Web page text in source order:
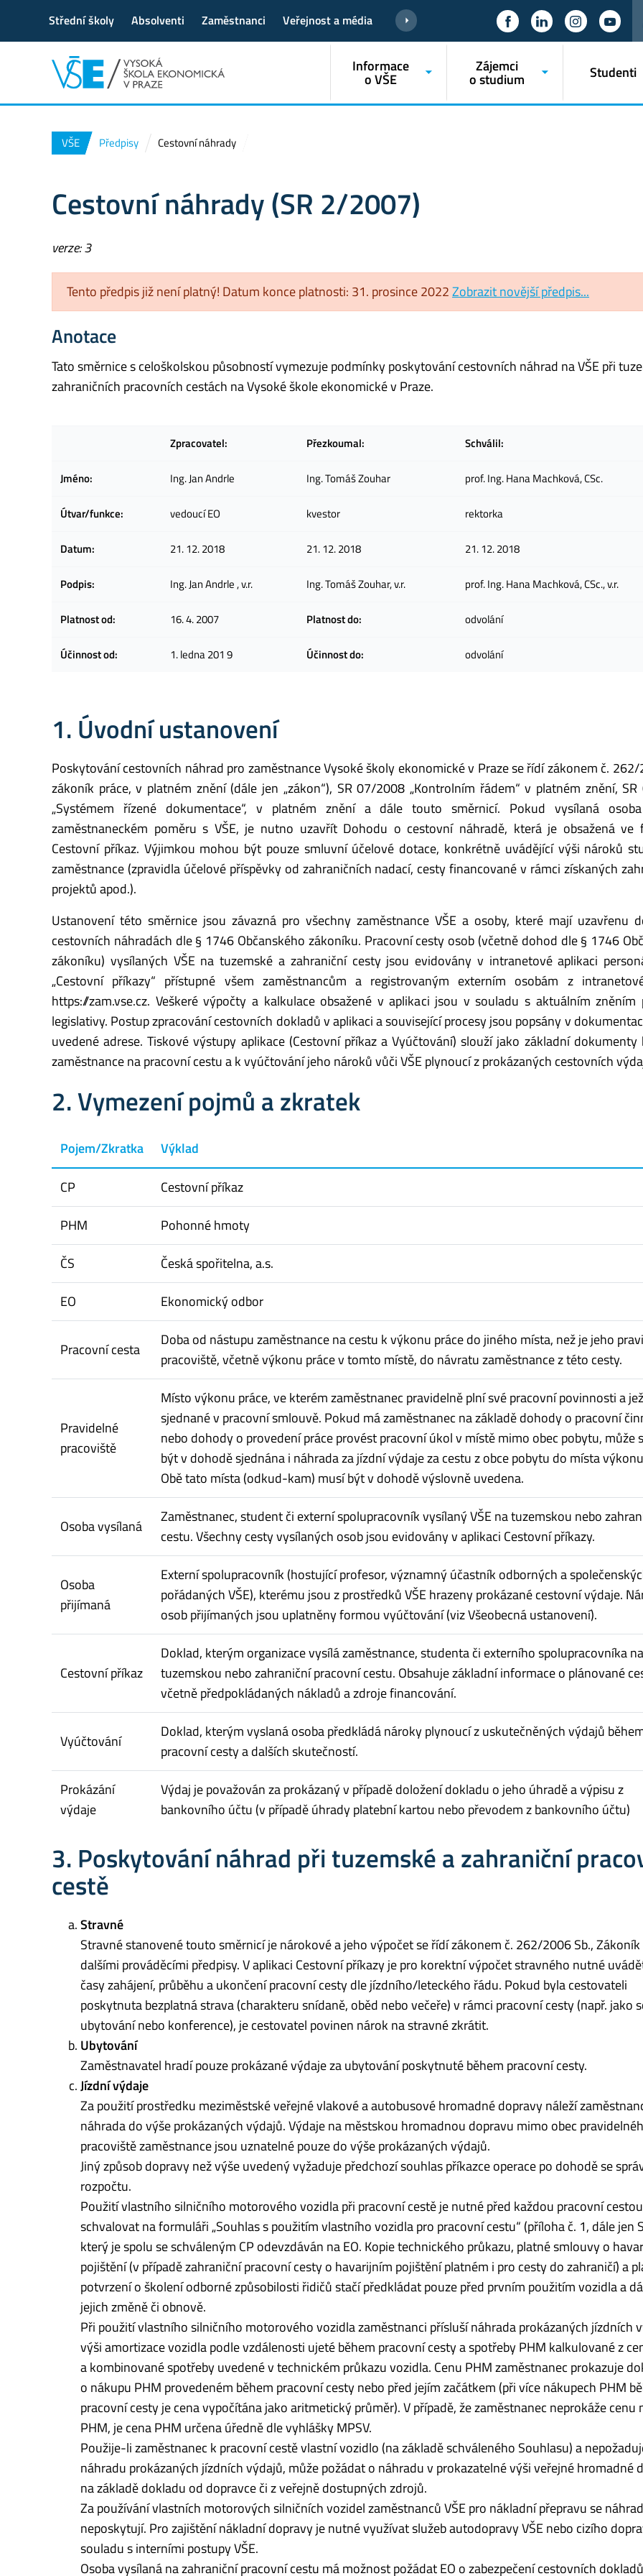
Střední školy Absolventi Zaměstnanci Veřejnost a média
Informace
o VŠE
Zájemci
o studium Studenti
VŠE Předpisy Cestovní náhrady
Cestovní náhrady (SR 2/2007)
verze: 3
Tento předpis již není platný! Datum konce platnosti: 31. prosince 2022Zobrazit novější předpis...
Anotace
Tato směrnice s celoškolskou působností vymezuje podmínky poskytování cestovních náhrad na VŠE při
zahraničních pracovních cestách na Vysoké škole ekonomické v Praze.
Zpracovatel: Přezkoumal: Schválil:
Jméno: Ing. Jan Andrle Ing. Tomáš Zouhar prof. Ing. Hana Machková, CSc.
Útvar/funkce: vedoucí EO kvestor rektorka
Datum: 21. 12. 2018 21. 12. 2018 21. 12. 2018
Podpis: Ing. Jan Andrle , v.r. Ing. Tomáš Zouhar, v.r. prof. Ing. Hana Machková, CSc., v.r.
Platnost od: 16. 4. 2007 Platnost do: odvolání
Účinnost od: 1. ledna 201 9 Účinnost do: odvolání
1. Úvodní ustanovení
Poskytování cestovních náhrad pro zaměstnance Vysoké školy ekonomické v Praze se řídí zákonem č. 262/
zákoník práce, v platném znění (dále jen „zákon“), SR 07/2008 „Kontrolním řádem“ v platném znění,
„Systémem řízené dokumentace“, v platném znění a dále touto směrnicí. Pokud vysílaná
zaměstnaneckém poměru s VŠE, je nutno uzavřít Dohodu o cestovní náhradě, která je obsažená ve
Cestovní příkaz. Výjimkou mohou být pouze smluvní účelové dotace, konkrétně uvádějící výši nároků
zaměstnance (zpravidla účelové příspěvky od zahraničních nadací, cesty financované v rámci získaných
projektů apod.).
Ustanovení této směrnice jsou závazná pro všechny zaměstnance VŠE a osoby, které mají uzavřenu
cestovních náhradách dle § 1746 Občanského zákoníku. Pracovní cesty osob (včetně dohod dle § 1746
zákoníku) vysílaných VŠE na tuzemské a zahraniční cesty jsou evidovány v intranetové aplikaci
„Cestovní příkazy“ přístupné všem zaměstnancům a registrovaným externím osobám z
https://zam.vse.cz. Veškeré výpočty a kalkulace obsažené v aplikaci jsou v souladu s aktuálním zněním
legislativy. Postup zpracování cestovních dokladů v aplikaci a související procesy jsou popsány v
uvedené adrese. Tiskové výstupy aplikace (Cestovní příkaz a Vyúčtování) slouží jako základní
zaměstnance na pracovní cestu a k vyúčtování jeho nároků vůči VŠE plynoucí z prokázaných cestovních
2. Vymezení pojmů a zkratek
Pojem/Zkratka
Výklad
CP
Cestovní příkaz
PHM
Pohonné hmoty
ČS
Česká spořitelna, a.s.
EO
Ekonomický odbor
Pracovní cesta
Doba od nástupu zaměstnance na cestu k výkonu práce do jiného místa, než je jeho
pracoviště, včetně výkonu práce v tomto místě, do návratu zaměstnance z této cesty.
Pravidelné
pracoviště
Místo výkonu práce, ve kterém zaměstnanec pravidelně plní své pracovní povinnosti a
sjednané v pracovní smlouvě. Pokud má zaměstnanec na základě dohody o pracovní
nebo dohody o provedení práce provést pracovní úkol v místě mimo obec pobytu, může
být v dohodě sjednána i náhrada za jízdní výdaje za cestu z obce pobytu do místa
Obě tato místa (odkud-kam) musí být v dohodě výslovně uvedena.
Osoba vysílaná
Zaměstnanec, student či externí spolupracovník vysílaný VŠE na tuzemskou nebo
cestu. Všechny cesty vysílaných osob jsou evidovány v aplikaci Cestovní příkazy.
Osoba
přijímaná
Externí spolupracovník (hostující profesor, významný účastník odborných a
pořádaných VŠE), kterému jsou z prostředků VŠE hrazeny prokázané cestovní výdaje.
osob přijímaných jsou uplatněny formou vyúčtování (viz Všeobecná ustanovení).
Cestovní příkaz
Doklad, kterým organizace vysílá zaměstnance, studenta či externího spolupracovníka na
tuzemskou nebo zahraniční pracovní cestu. Obsahuje základní informace o plánované
včetně předpokládaných nákladů a zdroje financování.
Vyúčtování
Doklad, kterým vyslaná osoba předkládá nároky plynoucí z uskutečněných výdajů
pracovní cesty a dalších skutečností.
Prokázání
výdaje
Výdaj je považován za prokázaný v případě doložení dokladu o jeho úhradě a výpisu z
bankovního účtu (v případě úhrady platební kartou nebo převodem z bankovního účtu)
3. Poskytování náhrad při tuzemské a zahraniční
cestě
Stravné
Stravné stanovené touto směrnicí je nárokové a jeho výpočet se řídí zákonem č. 262/2006 Sb., Zákoník
dalšími prováděcími předpisy. V aplikaci Cestovní příkazy je pro korektní výpočet stravného nutné
časy zahájení, průběhu a ukončení pracovní cesty dle jízdního/leteckého řádu. Pokud byla cestovateli
poskytnuta bezplatná strava (charakteru snídaně, oběd nebo večeře) v rámci pracovní cesty (např. jako
ubytování nebo konference), je cestovatel povinen nárok na stravné zkrátit.
Ubytování
Zaměstnavatel hradí pouze prokázané výdaje za ubytování poskytnuté během pracovní cesty.
Jízdní výdaje
Za použití prostředku meziměstské veřejné vlakové a autobusové hromadné dopravy náleží
náhrada do výše prokázaných výdajů. Výdaje na městskou hromadnou dopravu mimo obec
pracoviště zaměstnance jsou uznatelné pouze do výše prokázaných výdajů.
Jiný způsob dopravy než výše uvedený vyžaduje předchozí souhlas příkazce operace po dohodě se
rozpočtu.
Použití vlastního silničního motorového vozidla při pracovní cestě je nutné před každou pracovní cestou
schvalovat na formuláři „Souhlas s použitím vlastního vozidla pro pracovní cestu“ (příloha č. 1, dále jen
který je spolu se schváleným CP odevzdáván na EO. Kopie technického průkazu, platné smlouvy o
pojištění (v případě zahraniční pracovní cesty o havarijním pojištění platném i pro cesty do zahraničí) a
potvrzení o školení odborné způsobilosti řidičů stačí předkládat pouze před prvním použitím vozidla a
jejich změně či obnově.
Při použití vlastního silničního motorového vozidla zaměstnanci přísluší náhrada prokázaných jízdních
výši amortizace vozidla podle vzdálenosti ujeté během pracovní cesty a spotřeby PHM kalkulované z
a kombinované spotřeby uvedené v technickém průkazu vozidla. Cenu PHM zaměstnanec prokazuje
o nákupu PHM provedeném během pracovní cesty nebo před jejím začátkem (při více nákupech PHM
pracovní cesty je cena vypočítána jako aritmetický průměr). V případě, že zaměstnanec neprokáže cenu
PHM, je cena PHM určena úředně dle vyhlášky MPSV.
Použije-li zaměstnanec k pracovní cestě vlastní vozidlo (na základě schváleného Souhlasu) a
náhradu prokázaných jízdních výdajů, může požádat o náhradu v prokazatelné výši veřejné hromadné
na základě dokladu od dopravce či z veřejně dostupných zdrojů.
Za používání vlastních motorových silničních vozidel zaměstnanců VŠE pro nákladní přepravu se
neposkytují. Pro zajištění nákladní dopravy je nutné využívat služeb autodopravy VŠE nebo cizího
souladu s interními postupy VŠE.
Osoba vysílaná na zahraniční pracovní cestu má možnost požádat EO o zabezpečení cestovních dokladů